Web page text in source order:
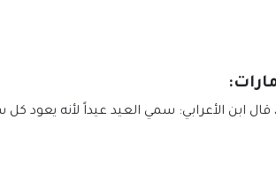
ابن الأعرابي: سمي العيد عيداً لأنه